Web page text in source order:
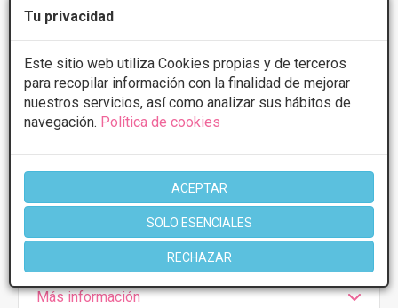
Tu privacidad
Este sitio web utiliza Cookies propias y de terceros
para recopilar información con la finalidad de mejorar
nuestros servicios, así como analizar sus hábitos de
navegación. Política de cookies
ACEPTAR
SOLO ESENCIALES
RECHAZAR
Plaza Iturriotzaga, 9, Pamplona
Depilación láser Diodo
15€/sesión
Presupuestos con5% de descuento *
10:00 - 16:00
Martes
10:00 - 20:00
10:00 - 15:00
Viernes
10:00 - 16:00
Más información